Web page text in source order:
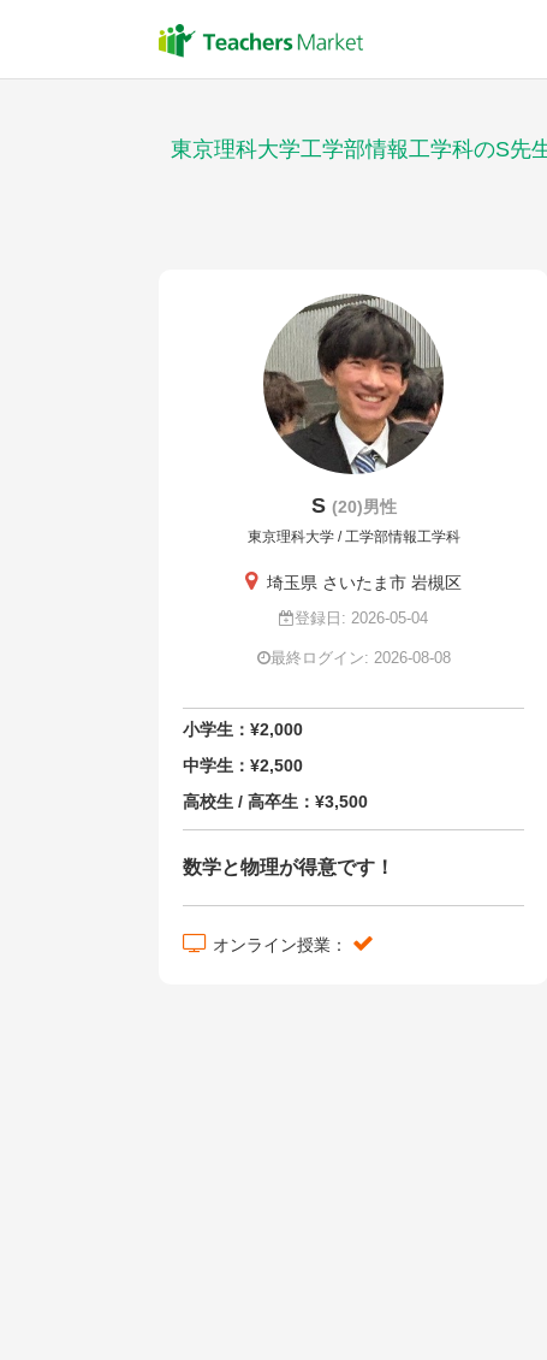
東京理科大学工学部情報工学科のS先
S (20)男性
東京理科大学 / 工学部情報工学科
埼玉県 さいたま市 岩槻区
登録日: 2026-05-04
最終ログイン: 2026-08-08
小学生：¥2,000
中学生：¥2,500
高校生 / 高卒生：¥3,500
数学と物理が得意です！
オンライン授業：